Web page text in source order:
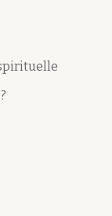
spirituelle